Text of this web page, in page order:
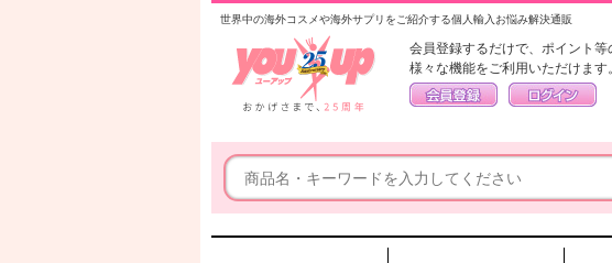
世界中の海外コスメや海外サプリをご紹介する個人輸入お悩み解決通販
会員登録するだけで、ポイント等
様々な機能をご利用いただけます。